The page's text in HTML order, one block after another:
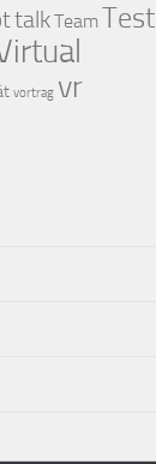
talkTeamTest
vortrag vr